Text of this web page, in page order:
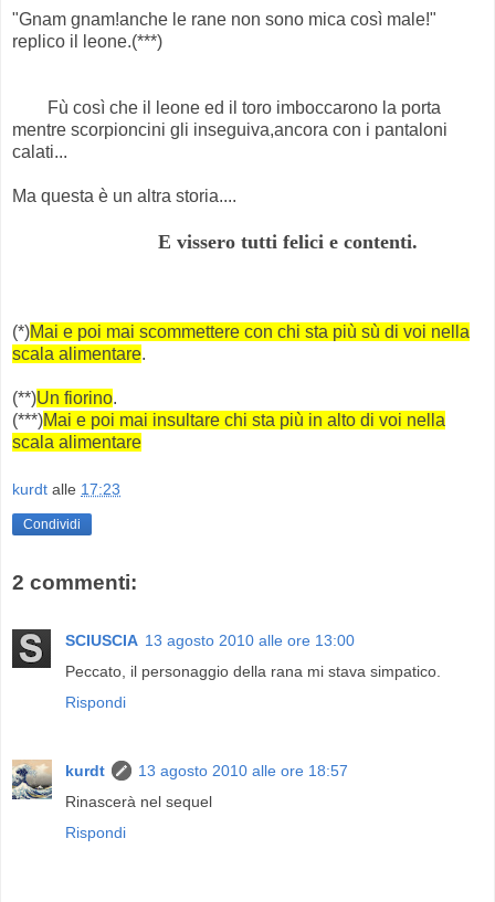
"Gnam gnam!anche le rane non sono mica così male!"
replico il leone.(***)
Fù così che il leone ed il toro imboccarono la porta
mentre scorpioncini gli inseguiva,ancora con i pantaloni
calati...
Ma questa è un altra storia....
E vissero tutti felici e contenti.
(*)Mai e poi mai scommettere con chi sta più sù di voi nella
scala alimentare.
(**)Un fiorino.
(***)Mai e poi mai insultare chi sta più in alto di voi nella
scala alimentare
kurdt alle 17:23
Condividi
2 commenti:
SCIUSCIA 13 agosto 2010 alle ore 13:00
Peccato, il personaggio della rana mi stava simpatico.
Rispondi
kurdt
13 agosto 2010 alle ore 18:57
Rinascerà nel sequel
Rispondi